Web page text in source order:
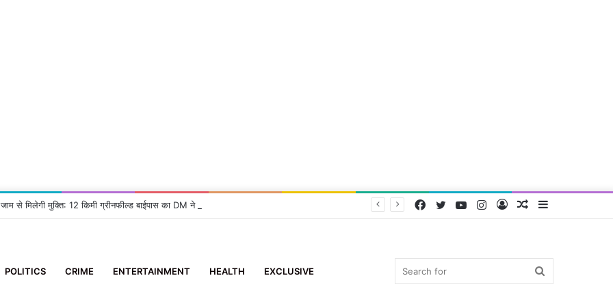
से मिलेगी मुक्ति: 12 किमी ग्रीनफील्ड बाईपास का DM ने किया निरीक्षण, दिए सख्त निर्देश
Random
Log
Instagram
YouTube
Twitter
Facebook
POLITICS CRIME ENTERTAINMENT HEALTH EXCLUSIVE